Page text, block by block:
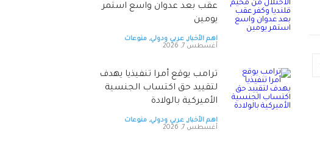
عقب بعد عدوان واسع استمر
يومين
اهم الأخبار, عربي ودولي, منوعات
أغسطس 7, 2026
ترامب يوقع أمرا تنفيذيا يهدف
لتقييد حق اكتساب الجنسية
الأميركية بالولادة
اهم الأخبار, عربي ودولي, منوعات
أغسطس 7, 2026